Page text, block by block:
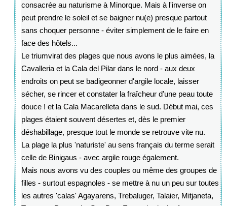
consacrée au naturisme à Minorque. Mais à l'inverse on
peut prendre le soleil et se baigner nu(e) presque partout
sans choquer personne - éviter simplement de le faire en
face des hôtels...
Le triumvirat des plages que nous avons le plus aimées, la
Cavalleria et la Cala del Pilar dans le nord - aux deux
endroits on peut se badigeonner d'argile locale, laisser
sécher, se rincer et constater la fraîcheur d'une peau toute
douce ! et la Cala Macarelleta dans le sud. Début mai, ces
plages étaient souvent désertes et, dès le premier
déshabillage, presque tout le monde se retrouve vite nu.
La plage la plus 'naturiste' au sens français du terme serait
celle de Binigaus - avec argile rouge également.
Mais nous avons vu des couples ou même des groupes de
filles - surtout espagnoles - se mettre à nu un peu sur toutes
les autres 'calas' Agayarens, Trebaluger, Talaier, Mitjaneta,